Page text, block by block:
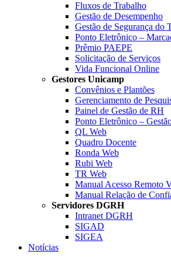
Fluxos de Trabalho
Gestão de Desempenho
Gestão de Segurança do
Ponto Eletrônico –
Prêmio PAEPE
Solicitação de Serviços
Vida Funcional Online
Gestores Unicamp
Convênios e Plantões
Gerenciamento de
Painel de Gestão de RH
Ponto Eletrônico –
QL Web
Quadro Docente
Ronda Web
Rubi Web
TR Web
Manual Acesso Remoto
Manual Relação de
Servidores DGRH
Intranet DGRH
SIGAD
SIGEA
Notícias